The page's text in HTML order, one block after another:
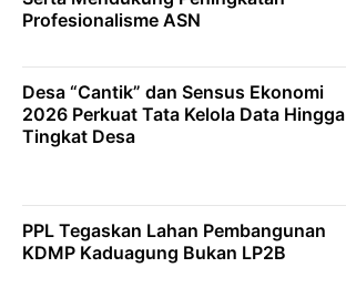
Profesionalisme ASN
Desa “Cantik” dan Sensus Ekonomi
2026 Perkuat Tata Kelola Data Hingga
Tingkat Desa
PPL Tegaskan Lahan Pembangunan
KDMP Kaduagung Bukan LP2B